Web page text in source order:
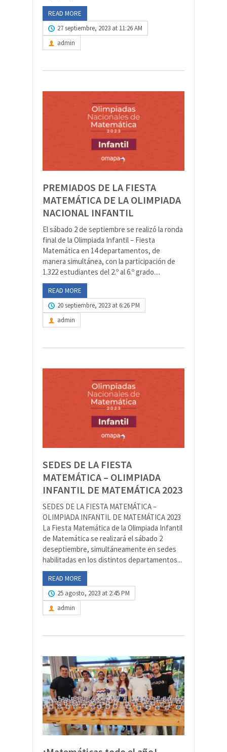
READ MORE
27 septiembre, 2023 at 11:26 AM
admin
PREMIADOS DE LA FIESTA
MATEMÁTICA DE LA OLIMPIADA
NACIONAL INFANTIL
El sábado 2 de septiembre se realizó la ronda
final de la Olimpiada Infantil – Fiesta
Matemática en 14 departamentos, de
manera simultánea, con la participación de
1.322 estudiantes del 2.º al 6.º grado....
READ MORE
20 septiembre, 2023 at 6:26 PM
admin
SEDES DE LA FIESTA
MATEMÁTICA – OLIMPIADA
INFANTIL DE MATEMÁTICA 2023
SEDES DE LA FIESTA MATEMÁTICA –
OLIMPIADA INFANTIL DE MATEMÁTICA 2023
La Fiesta Matemática de la Olimpiada Infantil
de Matemática se realizará el sábado 2
deseptiembre, simultáneamente en sedes
habilitadas en los distintos departamentos...
READ MORE
25 agosto, 2023 at 2:45 PM
admin